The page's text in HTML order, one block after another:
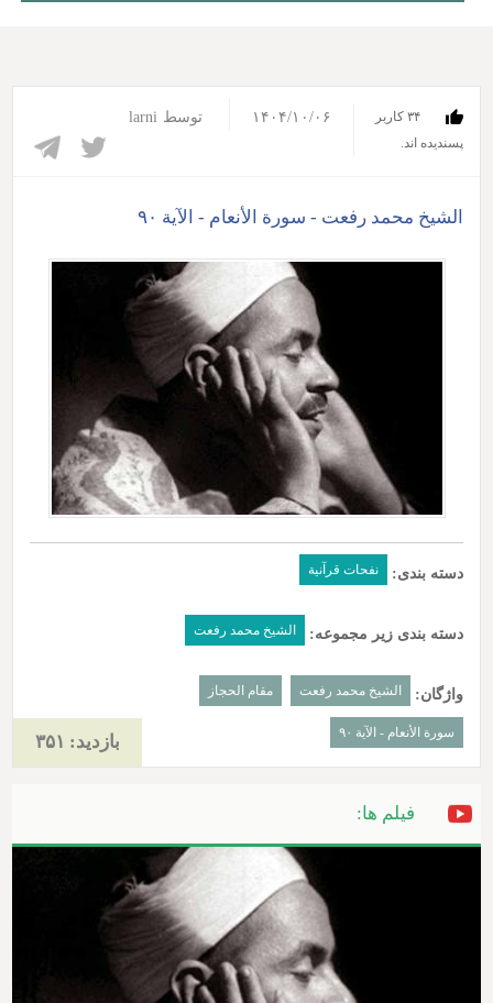
۳۴ کاربر
پسندیده اند.‎
۱۴۰۴/۱۰/۰۶ توسط larni
الشیخ محمد رفعت - سورة الأنعام - الآیة ۹۰
دسته بندی: نفحات قرآنیة
دسته بندی زیر مجموعه: الشیخ محمد رفعت
واژگان: الشیخ محمد رفعت مقام الحجاز
سورة الأنعام - الآیة ۹۰ بازدید: ۳۵۱
فیلم ها: